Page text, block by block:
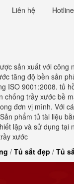
Liên hệ
sản xuất với
tăng độ bền sản
ISO 9001:2008. tủ
trầy xước bề
đơn vị mình. Với
phẩm tủ tài liệu
lập và sử dụng
xước
/ Tủ sắt đẹp / Tủ